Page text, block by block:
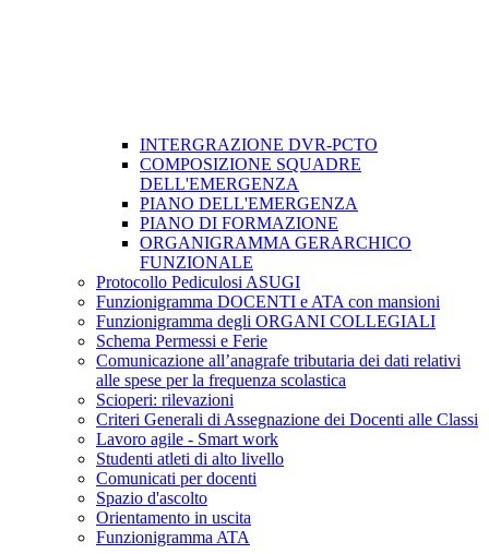
INTERGRAZIONE DVR-PCTO
COMPOSIZIONE SQUADRE
DELL'EMERGENZA
PIANO DELL'EMERGENZA
PIANO DI FORMAZIONE
ORGANIGRAMMA GERARCHICO
FUNZIONALE
Protocollo Pediculosi ASUGI
Funzionigramma DOCENTI e ATA con mansioni
Funzionigramma degli ORGANI COLLEGIALI
Schema Permessi e Ferie
Comunicazione all’anagrafe tributaria dei dati relativi
alle spese per la frequenza scolastica
Scioperi: rilevazioni
Criteri Generali di Assegnazione dei Docenti alle Classi
Lavoro agile - Smart work
Studenti atleti di alto livello
Comunicati per docenti
Spazio d'ascolto
Orientamento in uscita
Funzionigramma ATA